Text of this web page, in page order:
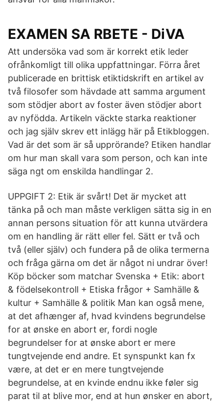
EXAMEN SA RBETE - DiVA
Att undersöka vad som är korrekt etik leder
ofrånkomligt till olika uppfattningar. Förra året
publicerade en brittisk etiktidskrift en artikel av
två filosofer som hävdade att samma argument
som stödjer abort av foster även stödjer abort
av nyfödda. Artikeln väckte starka reaktioner
och jag själv skrev ett inlägg här på Etikbloggen.
Vad är det som är så upprörande? Etiken handlar
om hur man skall vara som person, och kan inte
säga ngt om enskilda handlingar 2.
UPPGIFT 2: Etik är svårt! Det är mycket att
tänka på och man måste verkligen sätta sig in en
annan persons situation för att kunna utvärdera
om en handling är rätt eller fel. Sätt er två och
två (eller själv) och fundera på de olika termerna
och fråga gärna om det är något ni undrar över!
Köp böcker som matchar Svenska + Etik: abort
& födelsekontroll + Etiska frågor + Samhälle &
kultur + Samhälle & politik Man kan også mene,
at det afhænger af, hvad kvindens begrundelse
for at ønske en abort er, fordi nogle
begrundelser for at ønske abort er mere
tungtvejende end andre. Et synspunkt kan fx
være, at det er en mere tungtvejende
begrundelse, at en kvinde endnu ikke føler sig
parat til at blive mor, end at hun ønsker en abort,